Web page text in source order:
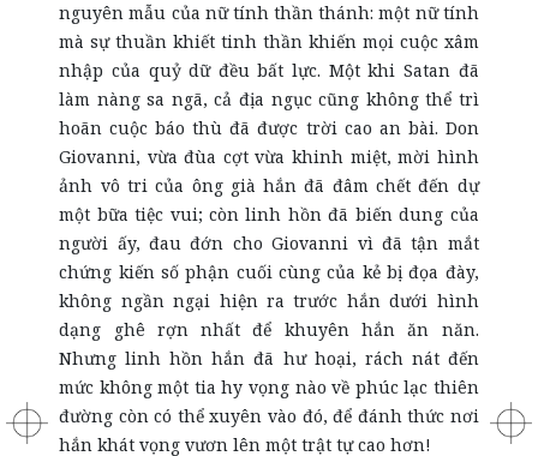
nguyên mẫu của nữ tính thần thánh: một nữ tính
mà sự thuần khiết tinh thần khiến mọi cuộc xâm
nhập của quỷ dữ đều bất lực. Một khi Satan đã
làm nàng sa ngã, cả địa ngục cũng không thể trì
hoãn cuộc báo thù đã được trời cao an bài. Don
Giovanni, vừa đùa cợt vừa khinh miệt, mời hình
ảnh vô tri của ông già hắn đã đâm chết đến dự
một bữa tiệc vui; còn linh hồn đã biến dung của
người ấy, đau đớn cho Giovanni vì đã tận mắt
chứng kiến số phận cuối cùng của kẻ bị đọa đày,
không ngần ngại hiện ra trước hắn dưới hình
dạng ghê rợn nhất để khuyên hắn ăn năn.
Nhưng linh hồn hắn đã hư hoại, rách nát đến
mức không một tia hy vọng nào về phúc lạc thiên
đường còn có thể xuyên vào đó, để đánh thức nơi
hắn khát vọng vươn lên một trật tự cao hơn!